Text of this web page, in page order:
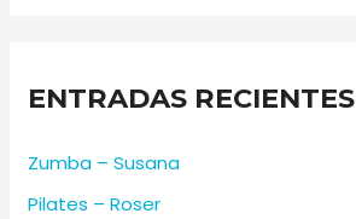
ENTRADAS RECIENTES
Zumba – Susana
Pilates – Roser